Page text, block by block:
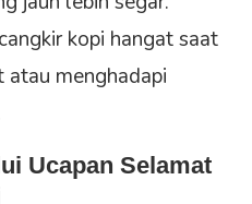
kopi hangat saat
atau menghadapi
Ucapan Selamat